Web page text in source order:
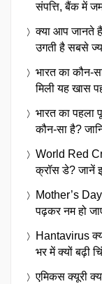
संपत्ति, बैंक में
क्या आप जानते
उगती है सबसे
भारत का कौन-
मिली यह खास
भारत का पहला
कौन-सा है?
World Red
क्रॉस डे? जानें
Mother’s Day
पढ़कर नम हो
Hantavirus
भर में क्यों बढ़ी
एमिकस क्यूरी